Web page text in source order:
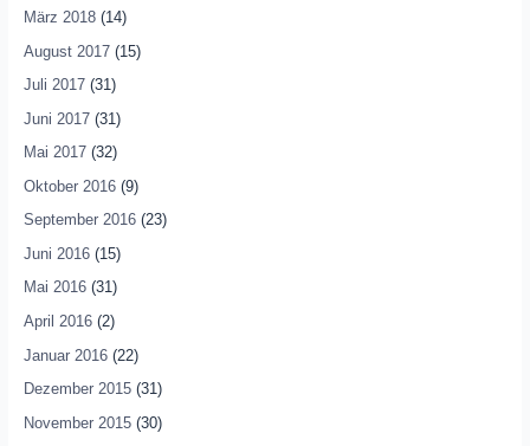
März 2018(14)
August 2017(15)
Juli 2017(31)
Juni 2017(31)
Mai 2017(32)
Oktober 2016(9)
September 2016(23)
Juni 2016(15)
Mai 2016(31)
April 2016(2)
Januar 2016(22)
Dezember 2015(31)
November 2015(30)